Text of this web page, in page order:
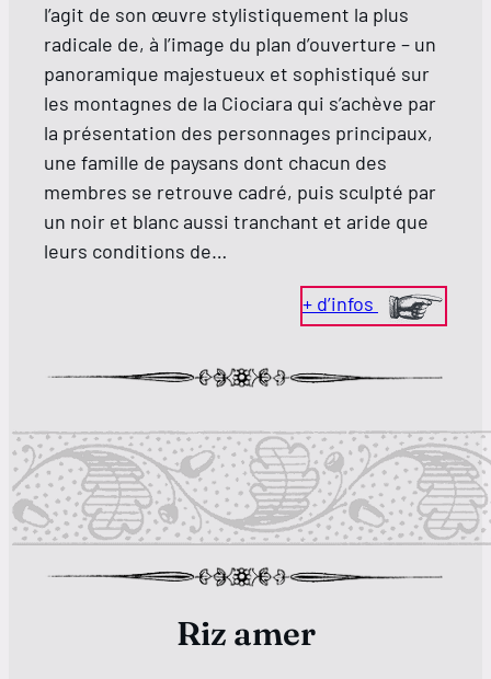
l’agit de son œuvre stylistiquement la plus
radicale de, à l’image du plan d’ouverture – un
panoramique majestueux et sophistiqué sur
les montagnes de la Ciociara qui s’achève par
la présentation des personnages principaux,
une famille de paysans dont chacun des
membres se retrouve cadré, puis sculpté par
un noir et blanc aussi tranchant et aride que
leurs conditions de…
+ d’infos
Riz amer